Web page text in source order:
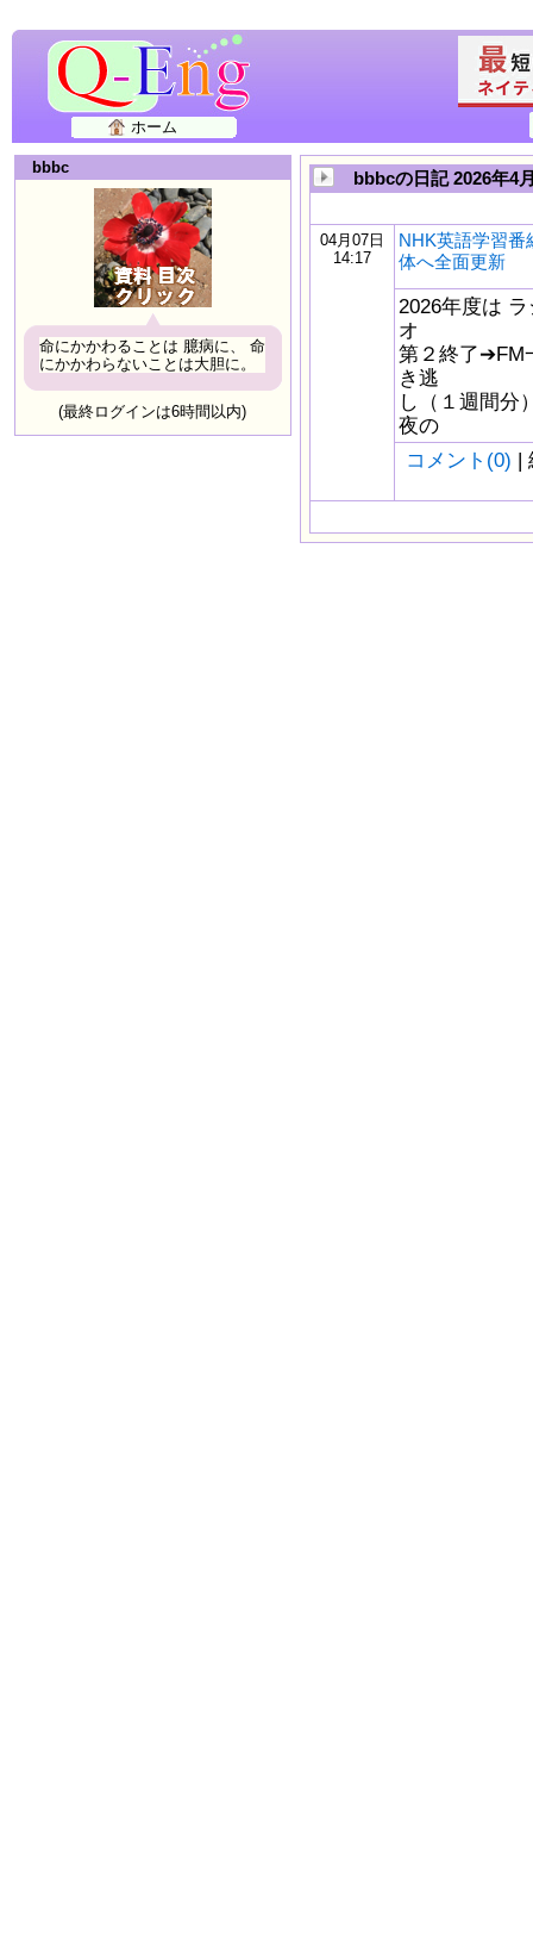
ホーム
bbbc
命にかかわることは 臆病に、 命
にかかわらないことは大胆に。
(最終ログインは6時間以内)
bbbcの日記 2026年4
04月07日
14:17
NHK英語学習
体へ全面更新
2026年度は
オ
第２終了➔FM
き逃
し（１週間分
夜の
コメント(0) |